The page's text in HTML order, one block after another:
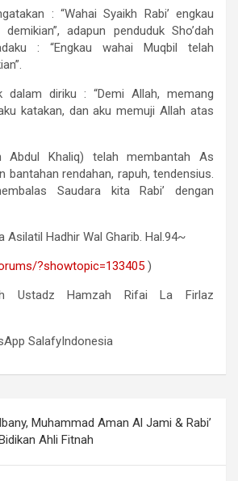
: “Wahai Syaikh Rabi’ engkau
adapun penduduk Sho’dah
: “Engkau wahai Muqbil telah
dalam diriku : “Demi Allah, memang
katakan, dan aku memuji Allah atas
Abdul Khaliq) telah membantah As
bantahan rendahan, rapuh, tendensius.
Saudara kita Rabi’ dengan
Asilatil Hadhir Wal Gharib. Hal.94~
?showtopic=133405 )
Ustadz Hamzah Rifai La Firlaz
SalafyIndonesia
Muhammad Aman Al Jami & Rabi’
Ahli Fitnah